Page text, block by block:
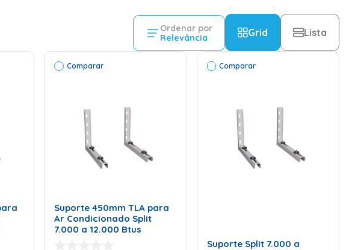
Ordenar por
Relevância
Grid Lista
Comparar
Suporte 450mm TLA para
Ar Condicionado Split
7.000 a 12.000 Btus
Comparar
Suporte Split 7.000 a